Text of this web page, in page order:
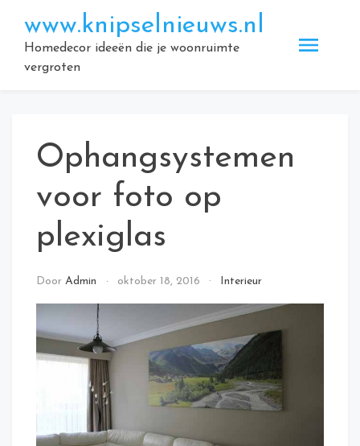
naar
inhoud
www.knipselnieuws.nl
Homedecor ideeën die je woonruimte
vergroten
Ophangsystemen
voor foto op
plexiglas
Door Admin oktober 18, 2016 Interieur